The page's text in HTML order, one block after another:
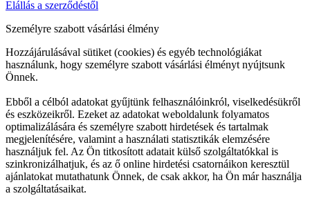
Elállás a szerződéstől
Személyre szabott vásárlási élmény
Hozzájárulásával sütiket (cookies) és egyéb technológiákat
használunk, hogy személyre szabott vásárlási élményt nyújtsunk
Önnek.
Ebből a célból adatokat gyűjtünk felhasználóinkról, viselkedésükről
és eszközeikről. Ezeket az adatokat weboldalunk folyamatos
optimalizálására és személyre szabott hirdetések és tartalmak
megjelenítésére, valamint a használati statisztikák elemzésére
használjuk fel. Az Ön titkosított adatait külső szolgáltatókkal is
szinkronizálhatjuk, és az ő online hirdetési csatornáikon keresztül
ajánlatokat mutathatunk Önnek, de csak akkor, ha Ön már használja
a szolgáltatásaikat.